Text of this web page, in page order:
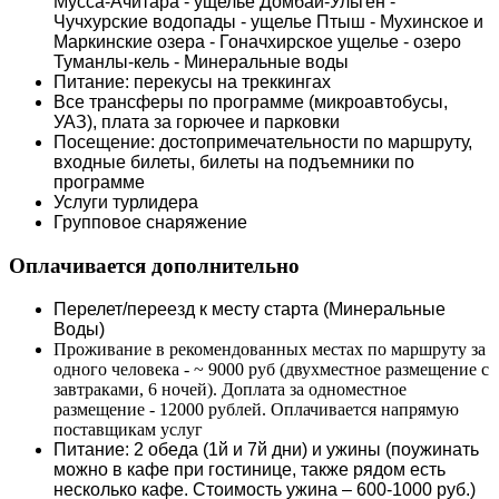
Чучхурские водопады - ущелье Птыш - Мухинское и
Маркинские озера - Гоначхирское ущелье - озеро
Туманлы-кель - Минеральные воды
Питание: перекусы на треккингах
Все трансферы по программе (микроавтобусы,
УАЗ), плата за горючее и парковки
Посещение: достопримечательности по маршруту,
входные билеты, билеты на подъемники по
программе
Услуги турлидера
Групповое снаряжение
Оплачивается дополнительно
Перелет/переезд к месту старта (Минеральные
Воды)
Проживание в рекомендованных местах по маршруту за
одного человека - ~ 9000 руб (двухместное размещение с
завтраками, 6 ночей). Доплата за одноместное
размещение - 12000 рублей. Оплачивается напрямую
поставщикам услуг
Питание: 2 обеда (1й и 7й дни) и ужины (поужинать
можно в кафе при гостинице, также рядом есть
несколько кафе. Стоимость ужина – 600-1000 руб.)